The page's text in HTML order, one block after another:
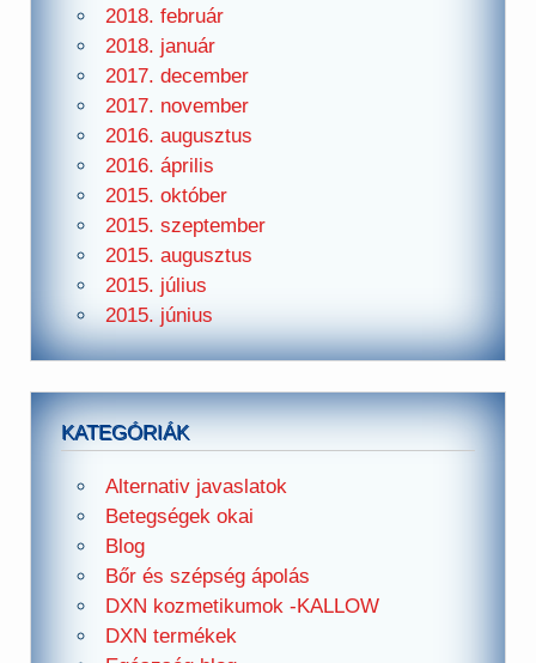
2018. február
2018. január
2017. december
2017. november
2016. augusztus
2016. április
2015. október
2015. szeptember
2015. augusztus
2015. július
2015. június
KATEGÓRIÁK
Alternativ javaslatok
Betegségek okai
Blog
Bőr és szépség ápolás
DXN kozmetikumok -KALLOW
DXN termékek